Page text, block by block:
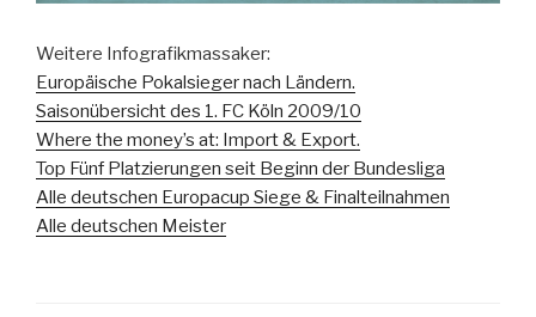
Weitere Infografikmassaker:
Europäische Pokalsieger nach Ländern.
Saisonübersicht des 1. FC Köln 2009/10
Where the money’s at: Import & Export.
Top Fünf Platzierungen seit Beginn der Bundesliga
Alle deutschen Europacup Siege & Finalteilnahmen
Alle deutschen Meister